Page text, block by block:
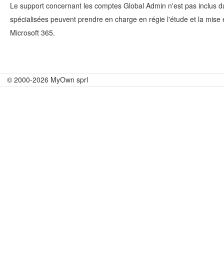
Le support concernant les comptes Global Admin n'est pas inclus
spécialisées peuvent prendre en charge en régie l'étude et la
Microsoft 365.
© 2000-2026 MyOwn sprl